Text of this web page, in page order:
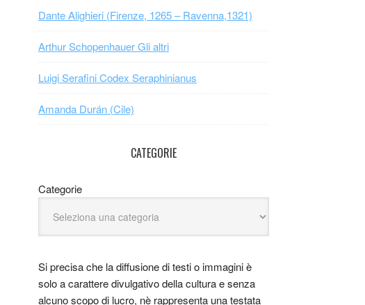
Dante Alighieri (Firenze, 1265 – Ravenna,1321)
Arthur Schopenhauer Gli altri
Luigi Serafini Codex Seraphinianus
Amanda Durán (Cile)
CATEGORIE
Categorie
Si precisa che la diffusione di testi o immagini è
solo a carattere divulgativo della cultura e senza
alcuno scopo di lucro, nè rappresenta una testata